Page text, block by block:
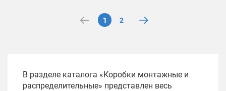
1 2
В разделе каталога «Коробки монтажные и
распределительные» представлен весь